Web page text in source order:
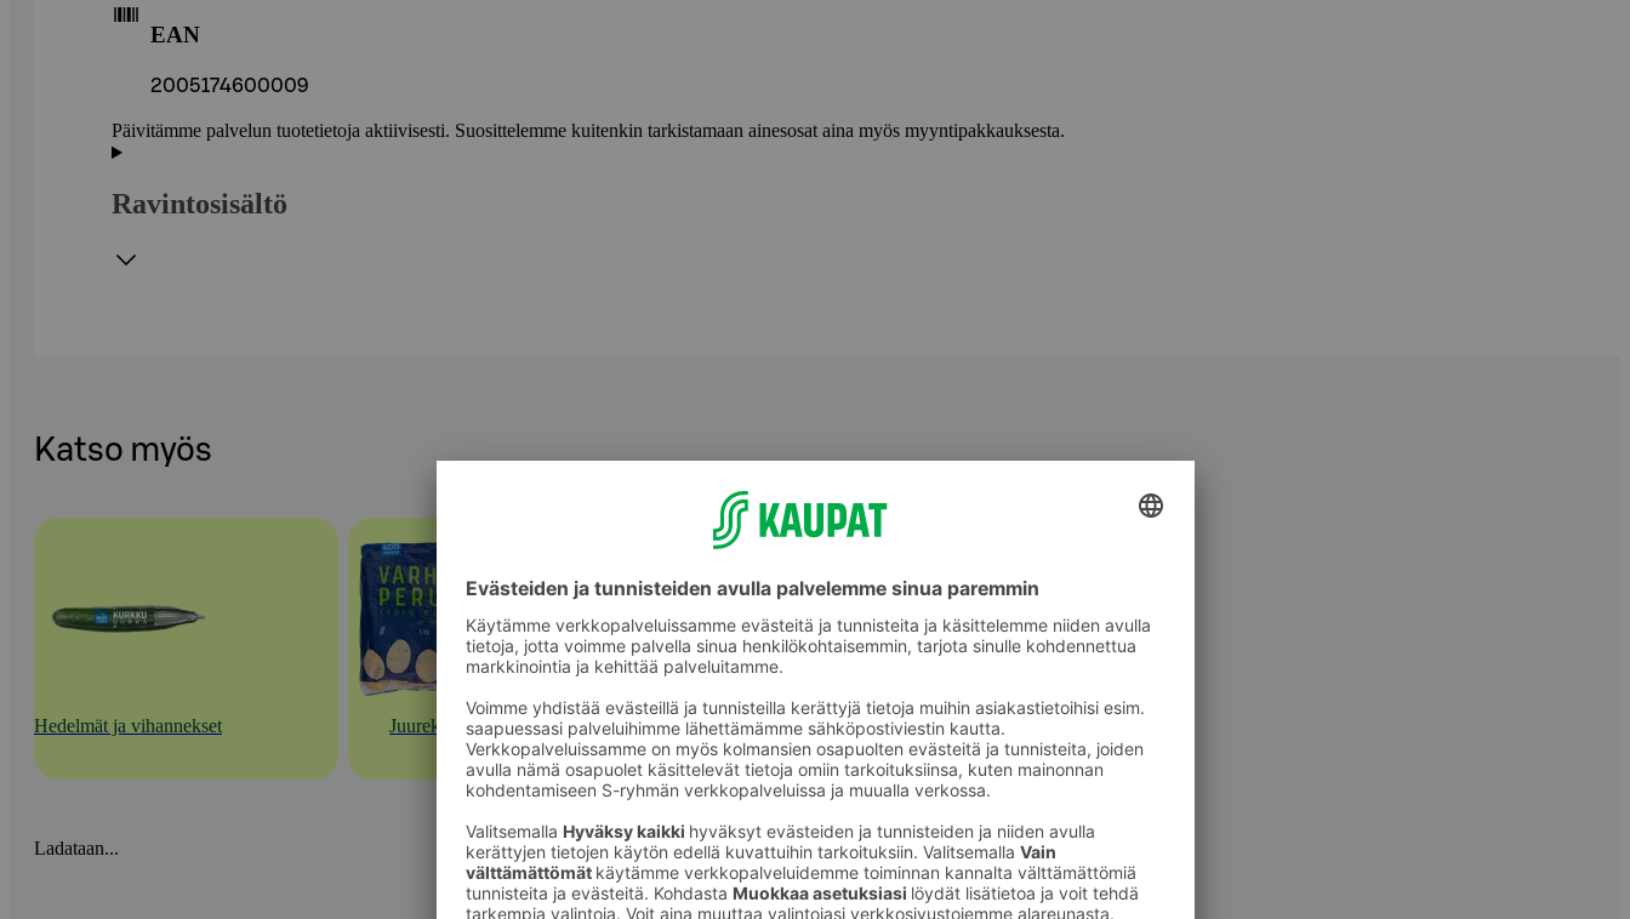
EAN
2005174600009
Päivitämme palvelun tuotetietoja aktiivisesti. Suosittelemme kuitenkin tarkistamaan ainesosat aina myös myyntipakkauksesta.
Ravintosisältö
Katso myös
Hedelmät ja vihannekset Juurekset Perunat
Ladataan...